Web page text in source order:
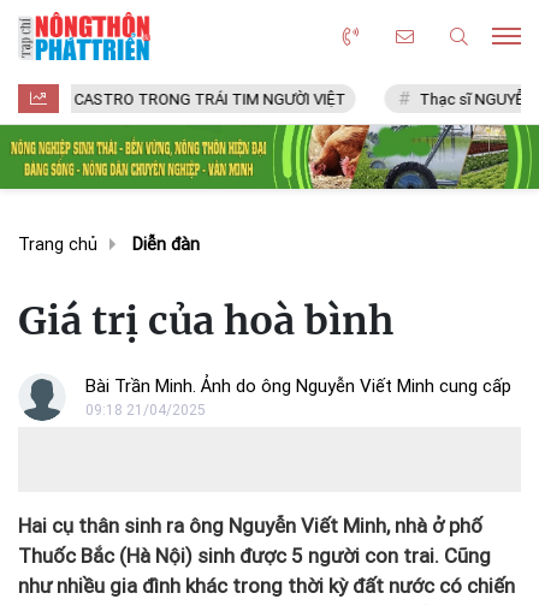
TRONG TRÁI TIM NGƯỜI VIỆT Thạc sĩ NGUYỄN VĂN CHÍ
Trang chủ Diễn đàn
Giá trị của hoà bình
Bài Trần Minh. Ảnh do ông Nguyễn Viết Minh cung cấp
09:18 21/04/2025
Hai cụ thân sinh ra ông Nguyễn Viết Minh, nhà ở phố
Thuốc Bắc (Hà Nội) sinh được 5 người con trai. Cũng
như nhiều gia đình khác trong thời kỳ đất nước có chiến